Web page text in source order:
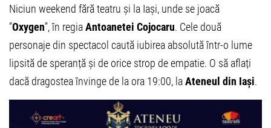
Niciun weekend fără teatru și la Iași, unde se joacă
”Oxygen”, în regiaAntoanetei Cojocaru. Cele două
personaje din spectacol caută iubirea absolută într-o lume
lipsită de speranță și de orice strop de empatie. O să aflați
dacă dragostea învinge de la ora 19:00, laAteneul din Iași.